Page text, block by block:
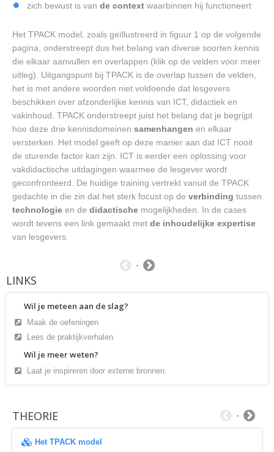
zich bewust is van de context waarbinnen hij functioneert
Het TPACK model, zoals geïllustreerd in figuur 1 op de volgende
pagina, onderstreept dus het belang van diverse soorten kennis
die elkaar aanvullen en overlappen (klik op de velden voor meer
uitleg). Uitgangspunt bij TPACK is de overlap tussen de velden,
het is met andere woorden niet voldoende dat lesgevers
beschikken over afzonderlijke kennis van ICT, didactiek en
vakinhoud. TPACK onderstreept juist het belang dat je begrijpt
hoe deze drie kennisdomeinen samenhangen en elkaar
versterken. Het model geeft op deze manier aan dat ICT nooit
de sturende factor kan zijn. ICT is eerder een oplossing voor
vakdidactische uitdagingen waarmee de lesgever wordt
geconfronteerd. De huidige training vertrekt vanuit de TPACK
gedachte in die zin dat het sterk focust op de verbinding tussen
technologie en de didactische mogelijkheden. In de cases
wordt tevens een link gemaakt met de inhoudelijke expertise
van lesgevers.
LINKS
Wil je meteen aan de slag?
Maak de oefeningen
Lees de praktijkverhalen
Wil je meer weten?
Laat je inspireren door externe bronnen.
THEORIE
Het TPACK model